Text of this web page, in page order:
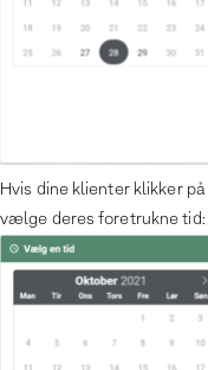
Hvis dine klienter klikker
vælge deres foretrukne tid: